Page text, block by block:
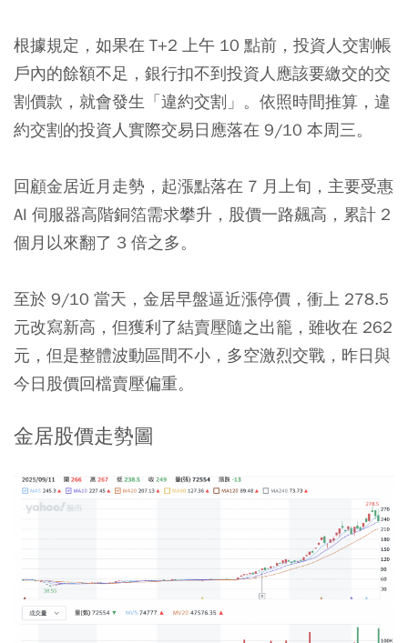
根據規定，如果在 T+2 上午 10 點前，投資人交割帳
戶內的餘額不足，銀行扣不到投資人應該要繳交的交
割價款，就會發生「違約交割」。依照時間推算，違
約交割的投資人實際交易日應落在 9/10 本周三。
回顧金居近月走勢，起漲點落在 7 月上旬，主要受惠
AI 伺服器高階銅箔需求攀升，股價一路飆高，累計 2
個月以來翻了 3 倍之多。
至於 9/10 當天，金居早盤逼近漲停價，衝上 278.5
元改寫新高，但獲利了結賣壓隨之出籠，雖收在 262
元，但是整體波動區間不小，多空激烈交戰，昨日與
今日股價回檔賣壓偏重。
金居股價走勢圖